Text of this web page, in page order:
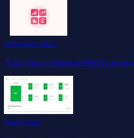
Strumenti SEO
Tutti i nostri strumenti SEO in un
Audit SEO